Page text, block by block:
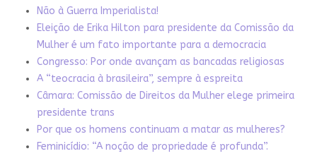
Não à Guerra Imperialista!
Eleição de Erika Hilton para presidente da Comissão da
Mulher é um fato importante para a democracia
Congresso: Por onde avançam as bancadas religiosas
A “teocracia à brasileira”, sempre à espreita
Câmara: Comissão de Direitos da Mulher elege primeira
presidente trans
Por que os homens continuam a matar as mulheres?
Feminicídio: “A noção de propriedade é profunda”.